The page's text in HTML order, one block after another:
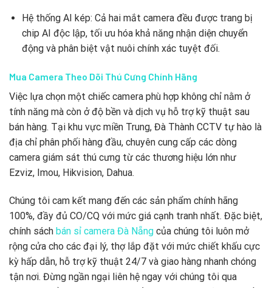
Hệ thống AI kép: Cả hai mắt camera đều được trang bị
chip AI độc lập, tối ưu hóa khả năng nhận diện chuyển
động và phân biệt vật nuôi chính xác tuyệt đối.
Mua Camera Theo Dõi Thú Cưng Chính Hãng
Việc lựa chọn một chiếc camera phù hợp không chỉ nằm ở
tính năng mà còn ở độ bền và dịch vụ hỗ trợ kỹ thuật sau
bán hàng. Tại khu vực miền Trung, Đà Thành CCTV tự hào là
địa chỉ phân phối hàng đầu, chuyên cung cấp các dòng
camera giám sát thú cưng từ các thương hiệu lớn như
Ezviz, Imou, Hikvision, Dahua.
Chúng tôi cam kết mang đến các sản phẩm chính hãng
100%, đầy đủ CO/CQ với mức giá cạnh tranh nhất. Đặc biệt,
chính sách bán sỉ camera Đà Nẵng của chúng tôi luôn mở
rộng cửa cho các đại lý, thợ lắp đặt với mức chiết khấu cực
kỳ hấp dẫn, hỗ trợ kỹ thuật 24/7 và giao hàng nhanh chóng
tận nơi. Đừng ngần ngại liên hệ ngay với chúng tôi qua